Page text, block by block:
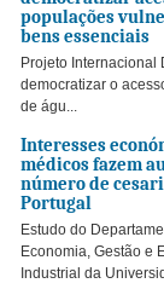
populações
bens essenciais
Projeto Internacional
democratizar o
de águ...
Interesses
médicos fazem
número de
Portugal
Estudo do
Economia, Gestão e
Industrial da